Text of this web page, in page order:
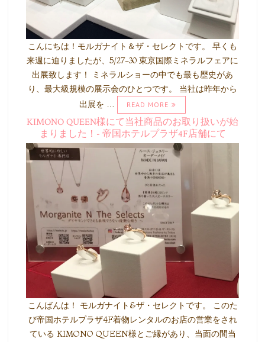
こんにちは！モルガナイト＆ザ・セレクトです。 早くも
来週に迫りましたが、5/27-30 東京国際ミネラルフェアに
出展致します！ ミネラルショーの中でも最も歴史があ
り、最大級規模の展示会のひとつです。 当社は昨年から
出展を …
READ MORE
KIMONO QUEEN様にて当社商品のお取り扱いが始
まりました！- 帝国ホテルプラザ4F店舗にて
こんばんは！ モルガナイト&ザ・セレクトです。 このた
び帝国ホテルプラザ4F着物レンタルのお店の営業をされ
ている KIMONO QUEEN様とご縁があり、当面の間当